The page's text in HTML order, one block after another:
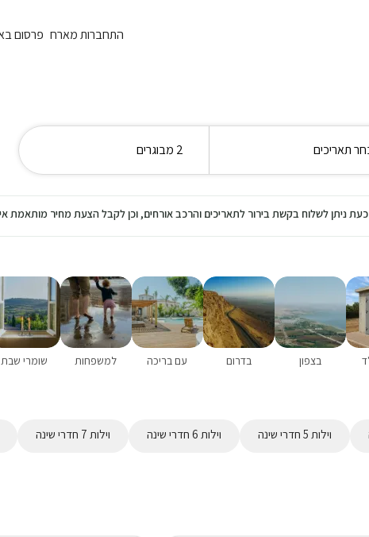
התחברות מארח פרסום
תאריכים 2 מבוגרים
ניתן לשלוח בקשת בירור לתאריכים והרכב אורחים, וכן לקבל הצעת מחיר מותאמת
בצפון בדרום עם בריכה למשפחות שומרי שבת
וילות 5 חדרי שינה וילות 6 חדרי שינה וילות 7 חדרי שינה